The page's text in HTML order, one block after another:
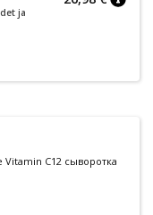
ja
Vitamin C12 сыворотка